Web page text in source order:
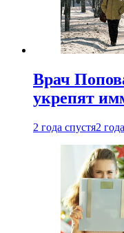
Врач
укрепят
2 года спустя2